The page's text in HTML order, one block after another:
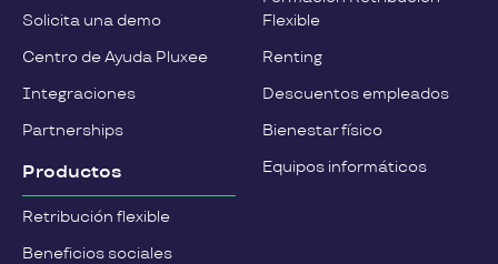
Solicita una demo
Centro de Ayuda Pluxee
Integraciones
Partnerships
Productos
Retribución flexible
Beneficios sociales
Flexible
Renting
Descuentos empleados
Bienestar físico
Equipos informáticos